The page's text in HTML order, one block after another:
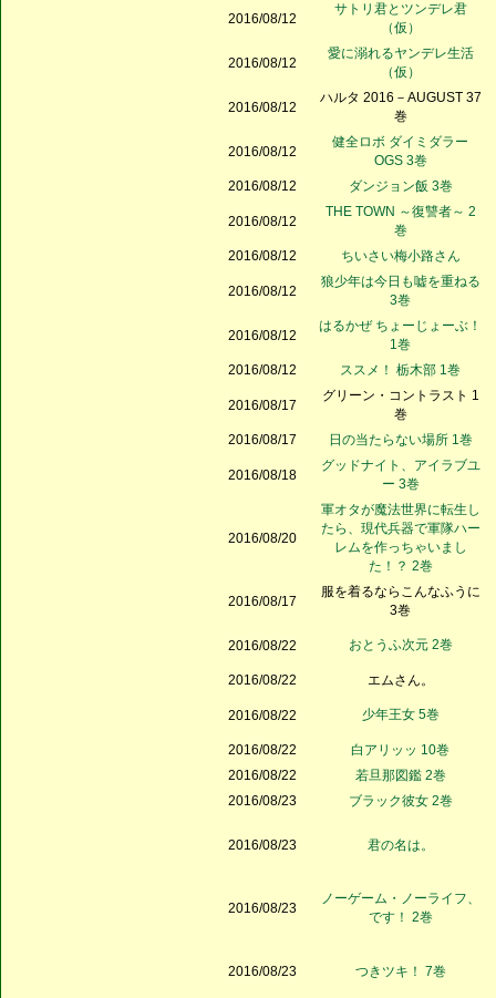
2016/08/12
サトリ君とツンデレ君
（仮）
2016/08/12
愛に溺れるヤンデレ生活
（仮）
2016/08/12
ハルタ 2016－AUGUST 37
巻
2016/08/12
健全ロボ ダイミダラー
OGS 3巻
2016/08/12
ダンジョン飯 3巻
2016/08/12
THE TOWN ～復讐者～ 2
巻
2016/08/12
ちいさい梅小路さん
2016/08/12
狼少年は今日も嘘を重ねる
3巻
2016/08/12
はるかぜ ちょーじょーぶ！
1巻
2016/08/12
ススメ！ 栃木部 1巻
2016/08/17
グリーン・コントラスト 1
巻
2016/08/17
日の当たらない場所 1巻
2016/08/18
グッドナイト、アイラブユ
ー 3巻
2016/08/20
軍オタが魔法世界に転生し
たら、現代兵器で軍隊ハー
レムを作っちゃいまし
た！？ 2巻
2016/08/17
服を着るならこんなふうに
3巻
2016/08/22 おとうふ次元 2巻
2016/08/22 エムさん。
2016/08/22 少年王女 5巻
2016/08/22
白アリッッ 10巻
2016/08/22
若旦那図鑑 2巻
2016/08/23
ブラック彼女 2巻
2016/08/23 君の名は。
2016/08/23
ノーゲーム・ノーライフ、
です！ 2巻
2016/08/23 つきツキ！ 7巻